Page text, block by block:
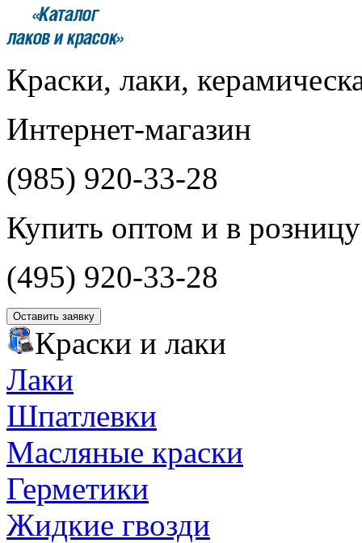
Краски, лаки,
Интернет-магазин
(985) 920-33-28
Купить оптом и в розницу
(495) 920-33-28
Оставить заявку
Краски и лаки
Лаки
Шпатлевки
Масляные краски
Герметики
Жидкие гвозди